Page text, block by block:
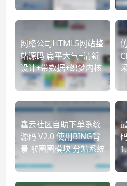
网络公司HTML5网站整
站源码 扁平大气+清新
设计+带数据+织梦内核
鑫云社区自助下单系统
源码 V2.0 使用BING背
景 啦圈圈模块 分站系统